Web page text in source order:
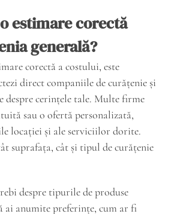
estimare corectă
generală?
corectă a costului, este
direct companiile de curățenie și
despre cerințele tale. Multe firme
sau o ofertă personalizată,
locației și ale serviciilor dorite.
suprafața, cât și tipul de curățenie
despre tipurile de produse
ai anumite preferințe, cum ar fi